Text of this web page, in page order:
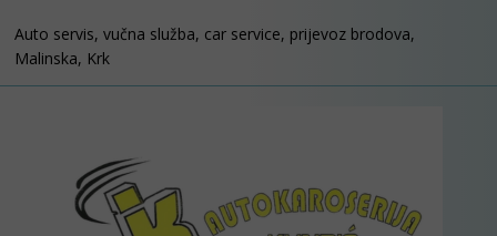
Auto servis, vučna služba, car service, prijevoz brodova,
Malinska, Krk